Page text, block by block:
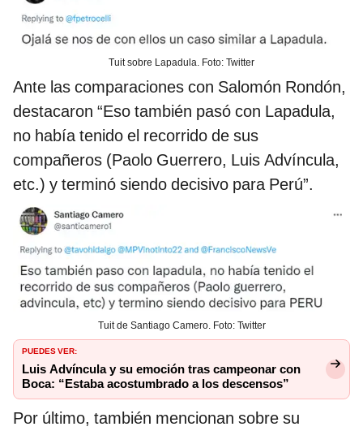
Tuit sobre Lapadula. Foto: Twitter
Ante las comparaciones con Salomón Rondón,
destacaron “Eso también pasó con Lapadula,
no había tenido el recorrido de sus
compañeros (Paolo Guerrero, Luis Advíncula,
etc.) y terminó siendo decisivo para Perú”.
Tuit de Santiago Camero. Foto: Twitter
PUEDES VER:
Luis Advíncula y su emoción tras campeonar con
Boca: “Estaba acostumbrado a los descensos”
Por último, también mencionan sobre su